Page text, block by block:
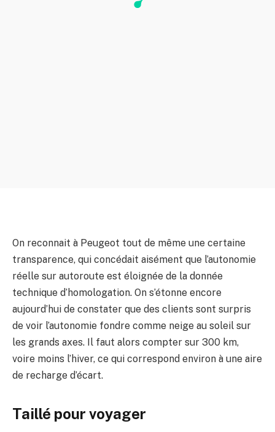
On reconnait à Peugeot tout de même une certaine
transparence, qui concédait aisément que l’autonomie
réelle sur autoroute est éloignée de la donnée
technique d’homologation. On s’étonne encore
aujourd’hui de constater que des clients sont surpris
de voir l’autonomie fondre comme neige au soleil sur
les grands axes. Il faut alors compter sur 300 km,
voire moins l’hiver, ce qui correspond environ à une aire
de recharge d’écart.
Taillé pour voyager